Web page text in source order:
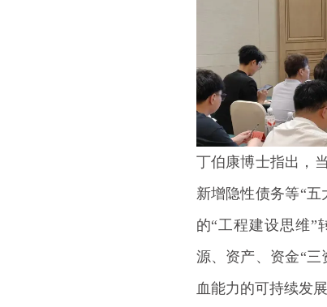
丁伯康博士指出，
新增隐性债务等“
的“工程建设思维”
源、资产、资金“
血能力的可持续发展